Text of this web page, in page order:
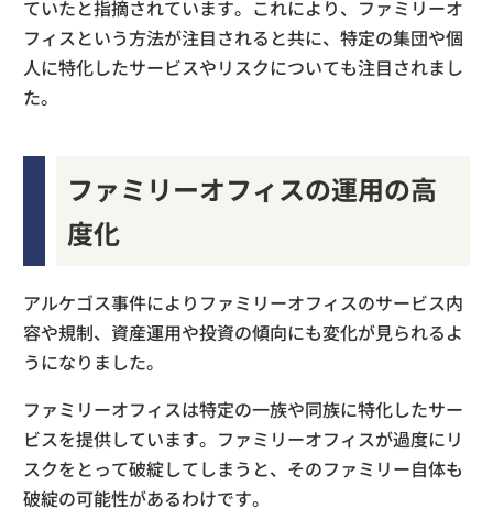
ていたと指摘されています。これにより、ファミリーオ
フィスという方法が注目されると共に、特定の集団や個
人に特化したサービスやリスクについても注目されまし
た。
ファミリーオフィスの運用の高
度化
アルケゴス事件によりファミリーオフィスのサービス内
容や規制、資産運用や投資の傾向にも変化が見られるよ
うになりました。
ファミリーオフィスは特定の一族や同族に特化したサー
ビスを提供しています。ファミリーオフィスが過度にリ
スクをとって破綻してしまうと、そのファミリー自体も
破綻の可能性があるわけです。